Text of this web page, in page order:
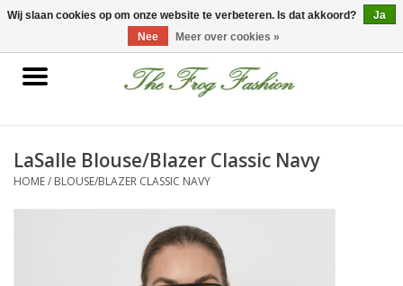
0 Artikelen - €0,00
Home
Nieuwe collectie
LaSalle Blouse/Blazer Classic Navy
HOME/ BLOUSE/BLAZER CLASSIC NAVY
Wij slaan cookies op om onze website te verbeteren. Is dat akkoord?
Ja
Nee
Meer over cookies »